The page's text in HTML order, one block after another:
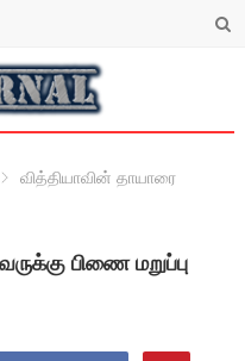
வித்தியாவின் தாயாரை
பிணை மறுப்பு